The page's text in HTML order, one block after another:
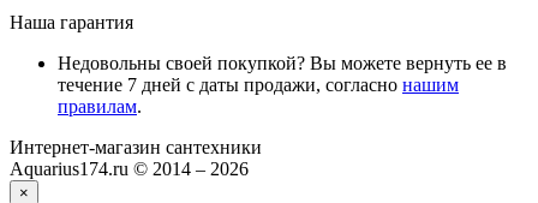
Наша гарантия
Недовольны своей покупкой? Вы можете вернуть ее в
течение 7 дней с даты продажи, согласно нашим
правилам.
Интернет-магазин сантехники
Aquarius174.ru © 2014 – 2026
×